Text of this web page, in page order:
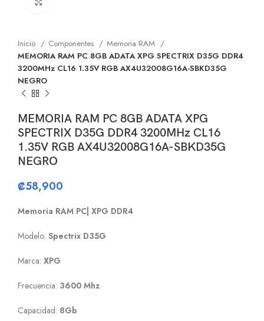
Inicio Componentes
Memoria RAM
MEMORIA RAM PC 8GB ADATA XPG SPECTRIX D35G DDR4
3200MHz CL16 1.35V RGB AX4U32008G16A-SBKD35G
NEGRO
MEMORIA RAM PC 8GB ADATA XPG
SPECTRIX D35G DDR4 3200MHz CL16
1.35V RGB AX4U32008G16A-SBKD35G
NEGRO
₡58,900
Memoria RAM PC| XPG DDR4
Modelo: Spectrix D35G
Marca: XPG
Frecuencia: 3600 Mhz
Capacidad: 8Gb